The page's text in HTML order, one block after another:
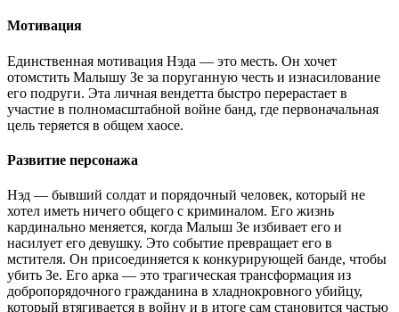
Мотивация
Единственная мотивация Нэда — это месть. Он хочет
отомстить Малышу Зе за поруганную честь и изнасилование
его подруги. Эта личная вендетта быстро перерастает в
участие в полномасштабной войне банд, где первоначальная
цель теряется в общем хаосе.
Развитие персонажа
Нэд — бывший солдат и порядочный человек, который не
хотел иметь ничего общего с криминалом. Его жизнь
кардинально меняется, когда Малыш Зе избивает его и
насилует его девушку. Это событие превращает его в
мстителя. Он присоединяется к конкурирующей банде, чтобы
убить Зе. Его арка — это трагическая трансформация из
добропорядочного гражданина в хладнокровного убийцу,
который втягивается в войну и в итоге сам становится частью